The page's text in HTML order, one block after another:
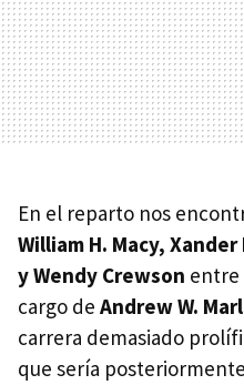
En el reparto nos
William H. Macy,
y Wendy Crewson entre
cargo de Andrew W.
carrera demasiado
que sería